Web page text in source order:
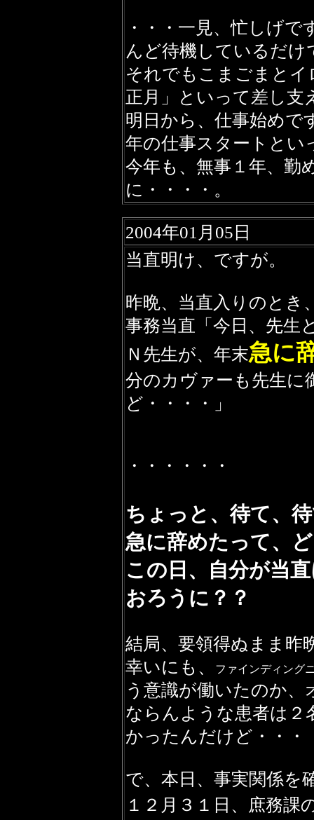
・・・一見、忙しげ
んど待機しているだけ
それでもこまごまと
正月」といって差し支
明日から、仕事始めで
年の仕事スタートとい
今年も、無事１年、勤
に・・・・。
2004年01月05日
当直明け、ですが。
昨晩、当直入りのとき
事務当直「今日、先生
Ｎ先生が、年末急に
分のカヴァーも先生に
ど・・・・」
・・・・・・
ちょっと、待て、
急に辞めたって、
この日、自分が当
おろうに？？
結局、要領得ぬまま昨
幸いにも、
ファインディング
う意識が働いたのか、
ならんような患者は２
かったんだけど・・・
で、本日、事実関係を
１２月３１日、庶務課